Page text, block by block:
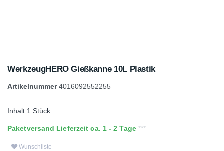
WerkzeugHERO Gießkanne 10L Plastik
Artikelnummer4016092552255
Inhalt 1 Stück
Paketversand Lieferzeit ca. 1 - 2 Tage
Wunschliste